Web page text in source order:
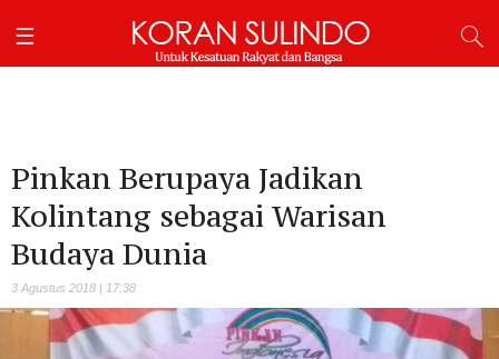
Pinkan Berupaya Jadikan
Kolintang sebagai Warisan
Budaya Dunia
3 Agustus 2018 | 17:38